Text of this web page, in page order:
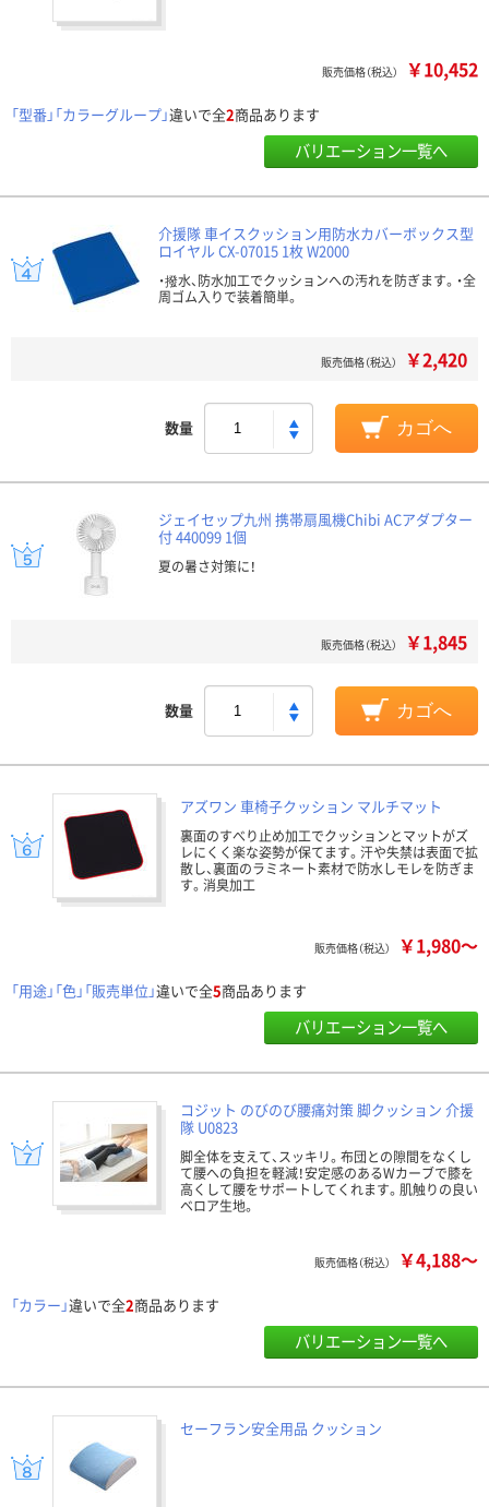
販売価格（税込） ￥10,452
「型番」「カラーグループ」違いで全2商品あります
バリエーション一覧へ
介援隊 車イスクッション用防水カバーボックス型
ロイヤル CX-07015 1枚 W2000
・撥水、防水加工でクッションへの汚れを防ぎます。・全
周ゴム入りで装着簡単。
販売価格（税込） ￥2,420
数量 カゴへ
ジェイセップ九州 携帯扇風機Chibi ACアダプター
付 440099 1個
夏の暑さ対策に！
販売価格（税込） ￥1,845
数量 カゴへ
アズワン 車椅子クッション マルチマット
裏面のすべり止め加工でクッションとマットがズ
レにくく楽な姿勢が保てます。汗や失禁は表面で拡
散し、裏面のラミネート素材で防水しモレを防ぎま
す。消臭加工
販売価格（税込） ￥1,980～
「用途」「色」「販売単位」違いで全5商品あります
バリエーション一覧へ
コジット のびのび腰痛対策 脚クッション 介援
隊 U0823
脚全体を支えて、スッキリ。布団との隙間をなくし
て腰への負担を軽減！安定感のあるWカーブで膝を
高くして腰をサポートしてくれます。肌触りの良い
ベロア生地。
販売価格（税込） ￥4,188～
「カラー」違いで全2商品あります
バリエーション一覧へ
セーフラン安全用品 クッション